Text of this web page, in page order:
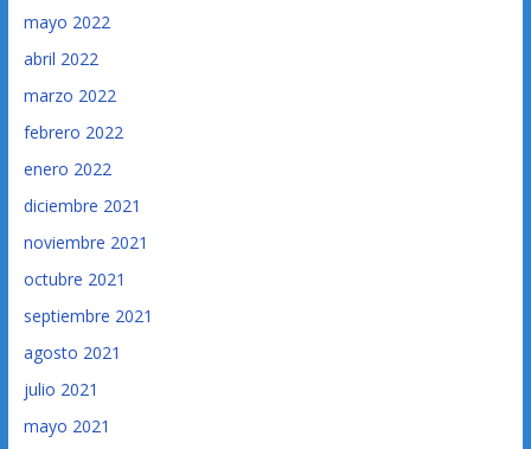
mayo 2022
abril 2022
marzo 2022
febrero 2022
enero 2022
diciembre 2021
noviembre 2021
octubre 2021
septiembre 2021
agosto 2021
julio 2021
mayo 2021